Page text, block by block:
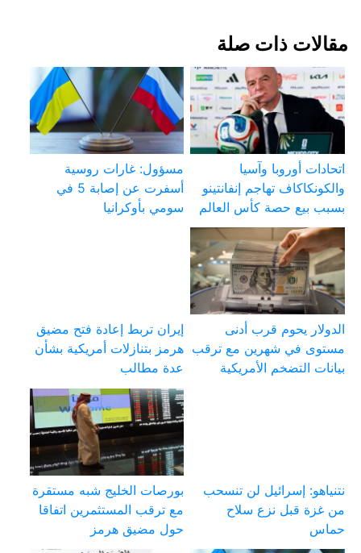
مقالات ذات صلة
اتحادات أوروبا وآسيا
والكونكاكاف تهاجم إنفانتينو
بسبب بيع حصة كأس العالم
مسؤول: غارات روسية
أسفرت عن إصابة 5 في
سومي بأوكرانيا
الدولار يحوم قرب أدنى
مستوى في شهرين مع ترقب
بيانات التضخم الأمريكية
إيران تربط إعادة فتح مضيق
هرمز بتنازلات أمريكية بشأن
عدة مطالب
نتنياهو: إسرائيل لن تنسحب
من غزة قبل نزع سلاح
حماس
بورصات الخليج شبه مستقرة
مع ترقب المستثمرين اتفاقا
حول مضيق هرمز